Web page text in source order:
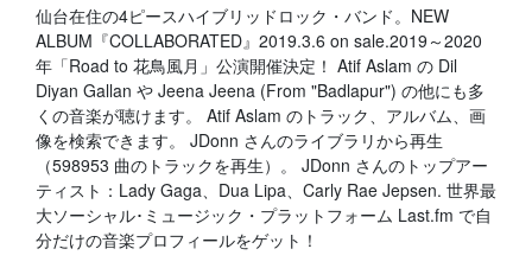
仙台在住の4ピースハイブリッドロック・バンド。NEW
ALBUM『COLLABORATED』2019.3.6 on sale.2019～2020
年「Road to 花鳥風月」公演開催決定！ Atif Aslam の Dil
Diyan Gallan や Jeena Jeena (From "Badlapur") の他にも多
くの音楽が聴けます。 Atif Aslam のトラック、アルバム、画
像を検索できます。 JDonn さんのライブラリから再生
（598953 曲のトラックを再生）。 JDonn さんのトップアー
ティスト：Lady Gaga、Dua Lipa、Carly Rae Jepsen. 世界最
大ソーシャル･ミュージック・プラットフォーム Last.fm で自
分だけの音楽プロフィールをゲット！